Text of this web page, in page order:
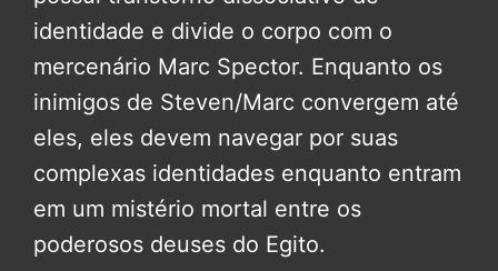
identidade e divide o corpo com o
mercenário Marc Spector. Enquanto os
inimigos de Steven/Marc convergem até
eles, eles devem navegar por suas
complexas identidades enquanto entram
em um mistério mortal entre os
poderosos deuses do Egito.